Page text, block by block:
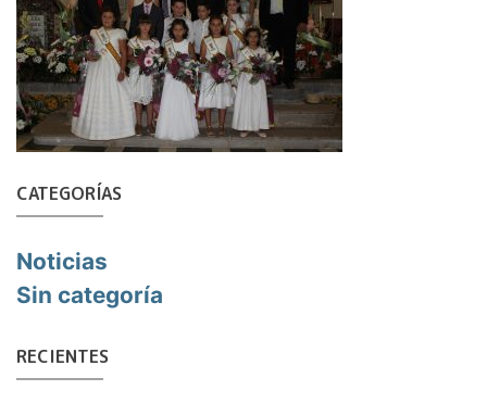
CATEGORÍAS
Noticias
Sin categoría
RECIENTES